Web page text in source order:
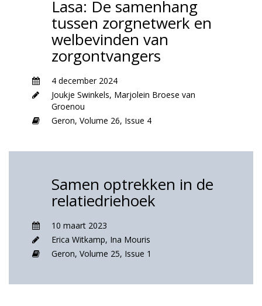
Lasa: De samenhang
tussen zorgnetwerk en
welbevinden van
zorgontvangers
4 december 2024
Joukje Swinkels, Marjolein Broese van
Groenou
Geron, Volume 26, Issue 4
Samen optrekken in de
relatiedriehoek
10 maart 2023
Erica Witkamp, Ina Mouris
Geron, Volume 25, Issue 1